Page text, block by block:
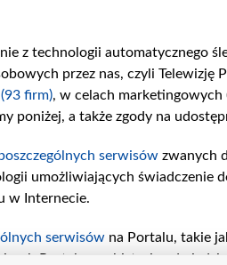
z technologii automatycznego
przez nas, czyli Telewizję
firm), w celach
poniżej, a także zgody na
serwisów zwanych
umożliwiających świadczenie
w Internecie.
serwisów na Portalu, takie
Portalu czy historia odwiedzin